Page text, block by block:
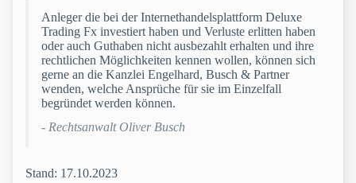
Anleger die bei der Internethandelsplattform Deluxe
Trading Fx investiert haben und Verluste erlitten haben
oder auch Guthaben nicht ausbezahlt erhalten und ihre
rechtlichen Möglichkeiten kennen wollen, können sich
gerne an die Kanzlei Engelhard, Busch & Partner
wenden, welche Ansprüche für sie im Einzelfall
begründet werden können.
- Rechtsanwalt Oliver Busch
Stand: 17.10.2023